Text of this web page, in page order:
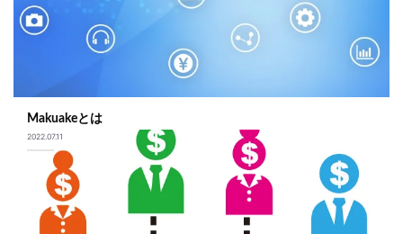
Makuakeとは
2022.07.11